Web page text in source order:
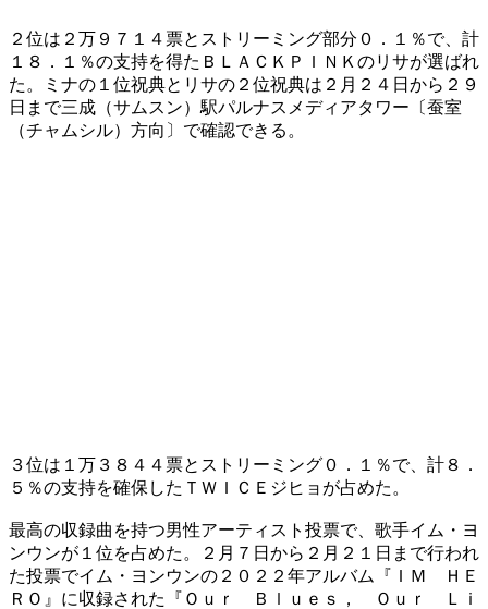
​２位は２万９７１４票とストリーミング部分０．１％で、計
１８．１％の支持を得たＢＬＡＣＫＰＩＮＫのリサが選ばれ
た。ミナの１位祝典とリサの２位祝典は２月２４日から２９
日まで三成（サムスン）駅パルナスメディアタワー〔蚕室
（チャムシル）方向〕で確認できる。
​３位は１万３８４４票とストリーミング０．１％で、計８．
５％の支持を確保したＴＷＩＣＥジヒョが占めた。
​最高の収録曲を持つ男性アーティスト投票で、歌手イム・ヨ
ンウンが１位を占めた。２月７日から２月２１日まで行われ
た投票でイム・ヨンウンの２０２２年アルバム『ＩＭ ＨＥ
ＲＯ』に収録された『Ｏｕｒ Ｂｌｕｅｓ， Ｏｕｒ Ｌｉ